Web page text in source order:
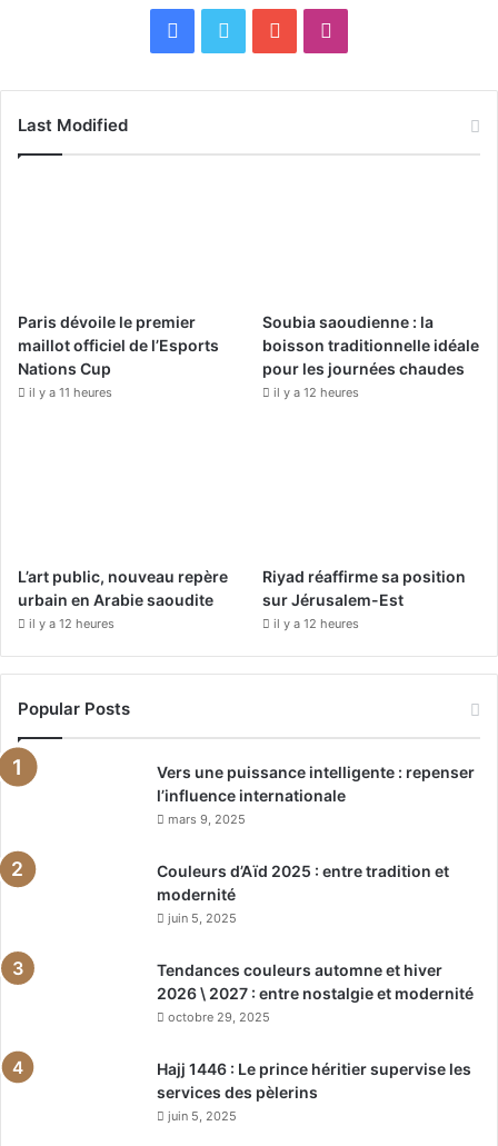
k
a
m
Last Modified
Paris dévoile le premier
maillot officiel de l’Esports
Nations Cup
il y a 11 heures
Soubia saoudienne : la
boisson traditionnelle idéale
pour les journées chaudes
il y a 12 heures
L’art public, nouveau repère
urbain en Arabie saoudite
il y a 12 heures
Riyad réaffirme sa position
sur Jérusalem-Est
il y a 12 heures
Popular Posts
Vers une puissance intelligente : repenser
l’influence internationale
mars 9, 2025
Couleurs d’Aïd 2025 : entre tradition et
modernité
juin 5, 2025
Tendances couleurs automne et hiver
2026 \ 2027 : entre nostalgie et modernité
octobre 29, 2025
Hajj 1446 : Le prince héritier supervise les
services des pèlerins
juin 5, 2025